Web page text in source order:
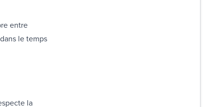
entre
le temps
la